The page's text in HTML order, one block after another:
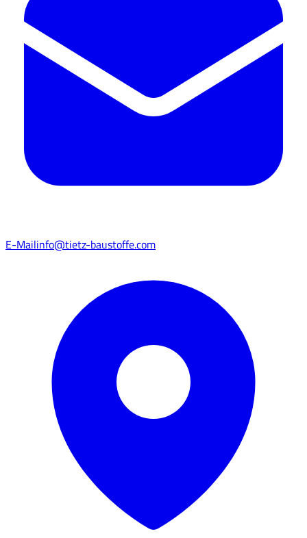
E-Mailinfo@tietz-baustoffe.com